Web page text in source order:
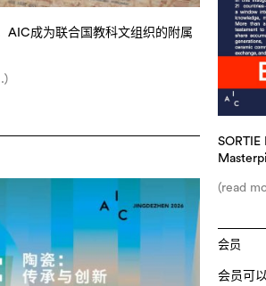
AIC成为联合国教科文组织的附属
SORTIE
(read
会员
会员可